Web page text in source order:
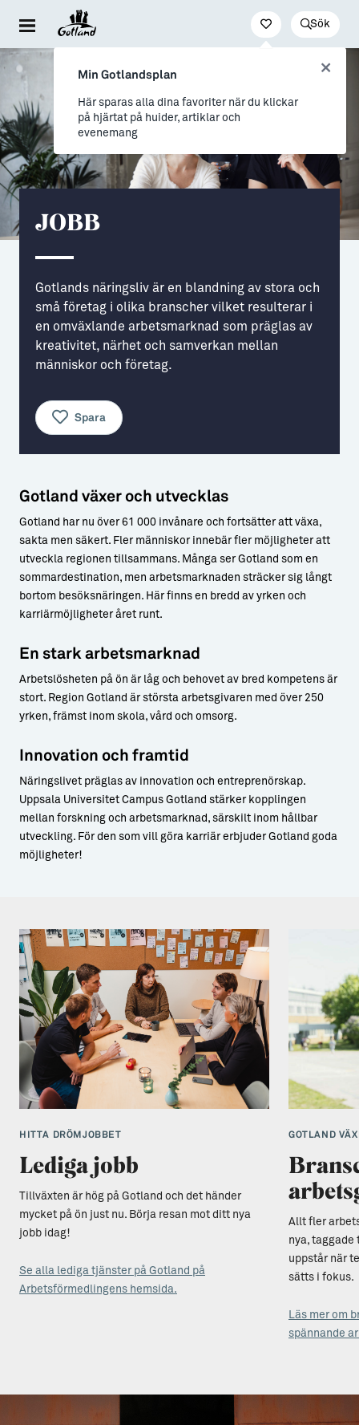
Sök
Evenemang
Resa hit & runt
Kultur & nöje
Mat & dryck
Hitta boende
Konst & form
Guider (Gotland på egen hand)
Guidade turer
Sustainable Plejs
Gotlands kulturarv
Almedalsveckan
Medeltidsveckan
Visby Centrum
För dig som drömmer
→ Nyfiken på Gotland
→ Vi som valt livet på Gotland
→ Flytta hit
→ Inför flytten
Allt om Gotland
→ Våra gotländska socknar
→ Myter om att bo på Gotland
Allt om bostad
→ Bygga hus
Allt om livet på Ön
→ Fritidsliv
→ Föreningsliv
→ Tonårsliv
Jobb
Distansarbete från Gotland
Stöd till företag
Studera på Gotland
JOBB
Gotlands näringsliv är en blandning av stora och
små företag i olika branscher vilket resulterar i
en omväxlande arbetsmarknad som präglas av
kreativitet, närhet och samverkan mellan
människor och företag.
Spara
Gotland växer och utvecklas
Gotland har nu över 61 000 invånare och fortsätter att växa,
sakta men säkert. Fler människor innebär fler möjligheter att
utveckla regionen tillsammans. Många ser Gotland som en
sommardestination, men arbetsmarknaden sträcker sig långt
bortom besöksnäringen. Här finns en bredd av yrken och
karriärmöjligheter året runt.
En stark arbetsmarknad
Arbetslösheten på ön är låg och behovet av bred kompetens är
stort. Region Gotland är största arbetsgivaren med över 250
yrken, främst inom skola, vård och omsorg.
Innovation och framtid
Näringslivet präglas av innovation och entreprenörskap.
Uppsala Universitet Campus Gotland stärker kopplingen
mellan forskning och arbetsmarknad, särskilt inom hållbar
utveckling. För den som vill göra karriär erbjuder Gotland goda
möjligheter!
HITTA DRÖMJOBBET
Lediga jobb
Tillväxten är hög på Gotland och det händer
mycket på ön just nu. Börja resan mot ditt nya
jobb idag!
Se alla lediga tjänster på Gotland på
Arbetsförmedlingens hemsida.
GOTLAND
Allt fler
nya, taggade
uppstår när
sätts i fokus.
Läs mer om
spännande
Min Gotlandsplan
Här sparas alla dina favoriter när du klickar
på hjärtat på huider, artiklar och
evenemang